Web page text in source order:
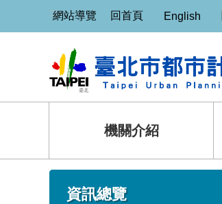
跳到主要內容區塊
:::網站導覽 回首頁 English
機關介紹
:::
資訊總覽